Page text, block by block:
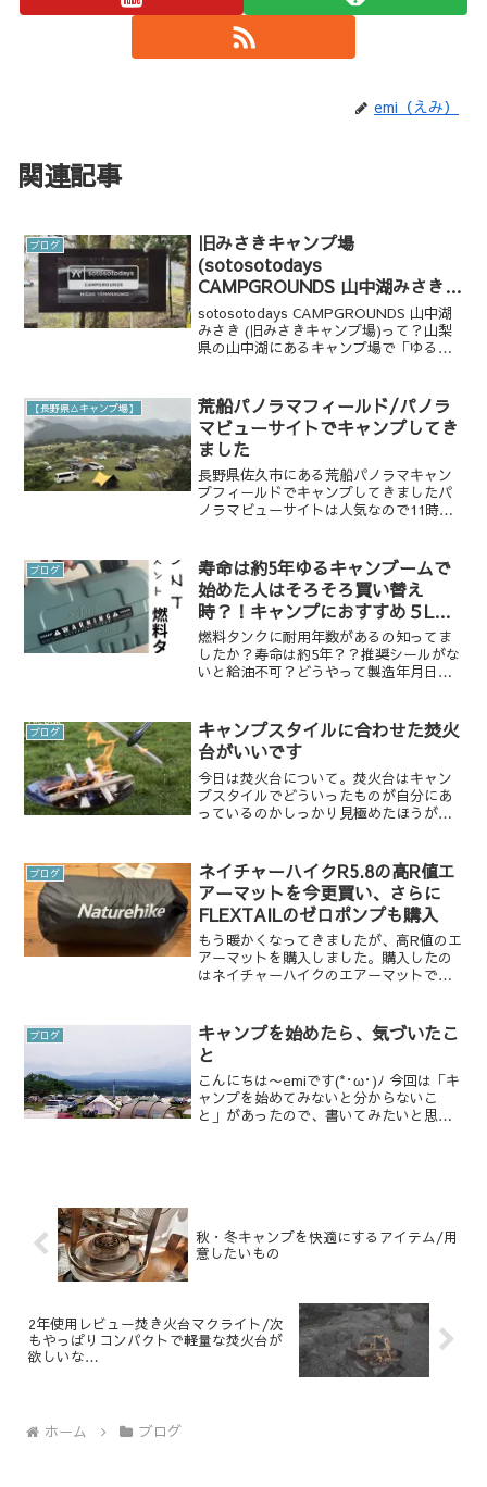
emi（えみ）
関連記事
ブログ
旧みさきキャンプ場
(sotosotodays
CAMPGROUNDS 山中湖みさき)
でキャンプしてきた
sotosotodays CAMPGROUNDS 山中湖
みさき (旧みさきキャンプ場)って？山梨
県の山中湖にあるキャンプ場で「ゆるキ
県南都留郡山中湖村平野２４...
【長野県△キャンプ場】
荒船パノラマフィールド/パノラ
マビューサイトでキャンプしてき
ました
長野県佐久市にある荒船パノラマキャン
プフィールドでキャンプしてきましたパ
ノラマビューサイトは人気なので11時の
ブログ
寿命は約5年ゆるキャンブームで
始めた人はそろそろ買い替え
時？！キャンプにおすすめ５Lの
燃料ボトル/ASNTレビュー
燃料タンクに耐用年数があるの知ってま
したか？寿命は約5年？？推奨シールがな
いと給油不可？どうやって製造年月日を
ブログ
キャンプスタイルに合わせた焚火
台がいいです
今日は焚火台について。焚火台はキャン
プスタイルでどういったものが自分にあ
っているのかしっかり見極めたほうがい
登山などでも持ち運びがしやすくなって
いる軽いものもあります...
ブログ
ネイチャーハイクR5.8の高R値エ
アーマットを今更買い、さらに
FLEXTAILのゼロポンプも購入
もう暖かくなってきましたが、高R値のエ
アーマットを購入しました。購入したの
はネイチャーハイクのエアーマットで
手 7cm 超軽量 連接可能 コ...
ブログ
キャンプを始めたら、気づいたこ
と
こんにちは〜emiです(*･ω･)ﾉ 今回は「キ
ャンプを始めてみないと分からないこ
と」があったので、書いてみたいと思い
秋・冬キャンプを快適にするアイテム/用
意したいもの
2年使用レビュー焚き火台マクライト/次
もやっぱりコンパクトで軽量な焚火台が
欲しいな…
ホーム ブログ